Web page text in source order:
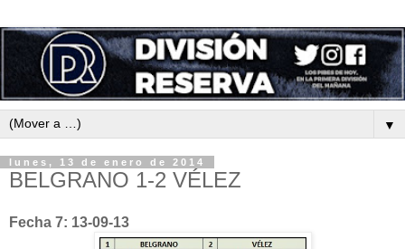
▼
lunes, 13 de enero de 2014
BELGRANO 1-2 VÉLEZ
Fecha 7: 13-09-13